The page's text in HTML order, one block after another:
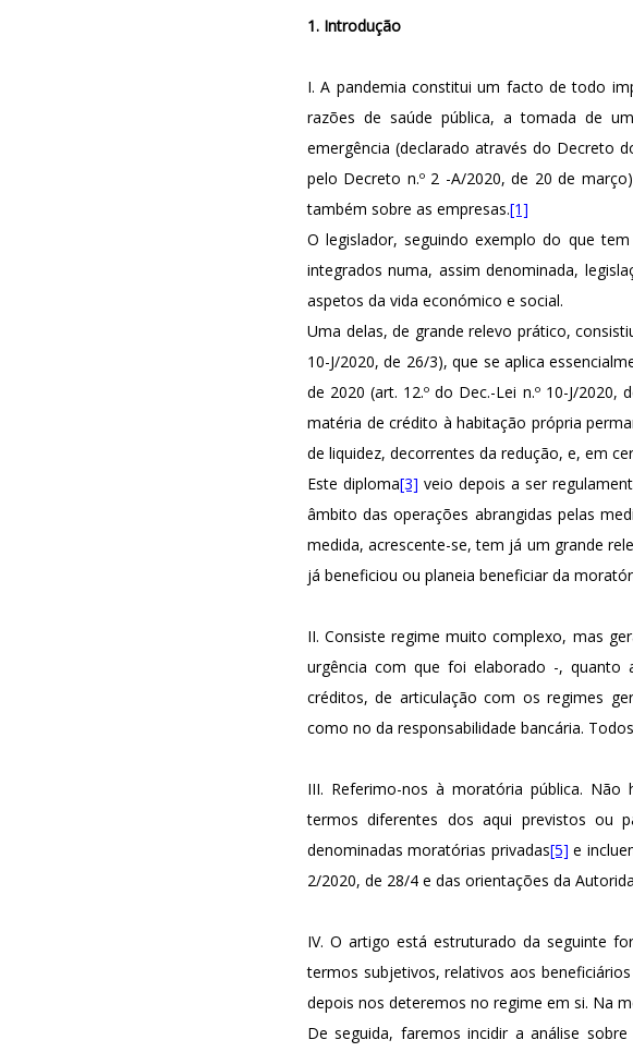
1. Introdução
I. A pandemia constitui um facto de todo
razões de saúde pública, a tomada de
emergência (declarado através do Decreto
pelo Decreto n.º 2 -A/2020, de 20 de
também sobre as empresas.[1]
O legislador, seguindo exemplo do que
integrados numa, assim denominada,
aspetos da vida económico e social.
Uma delas, de grande relevo prático,
10-J/2020, de 26/3), que se aplica
de 2020 (art. 12.º do Dec.-Lei n.º 10-J/
matéria de crédito à habitação própria
de liquidez, decorrentes da redução, e, em
Este diploma[3] veio depois a ser
âmbito das operações abrangidas pelas
medida, acrescente-se, tem já um grande
já beneficiou ou planeia beneficiar da
II. Consiste regime muito complexo, mas
urgência com que foi elaborado -,
créditos, de articulação com os regimes
como no da responsabilidade bancária.
III. Referimo-nos à moratória pública.
termos diferentes dos aqui previstos ou
denominadas moratórias privadas[5] e
2/2020, de 28/4 e das orientações da
IV. O artigo está estruturado da seguinte
termos subjetivos, relativos aos
depois nos deteremos no regime em si. Na
De seguida, faremos incidir a análise